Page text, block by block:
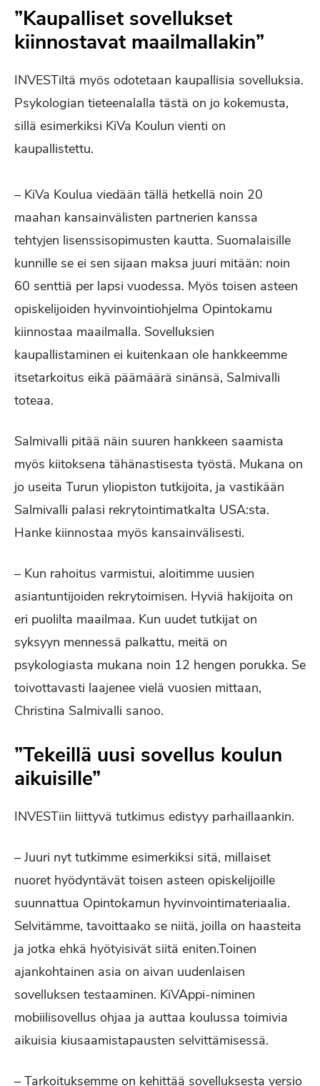
”Kaupalliset sovellukset
kiinnostavat maailmallakin”
INVESTiltä myös odotetaan kaupallisia sovelluksia.
Psykologian tieteenalalla tästä on jo kokemusta,
sillä esimerkiksi KiVa Koulun vienti on
kaupallistettu.
– KiVa Koulua viedään tällä hetkellä noin 20
maahan kansainvälisten partnerien kanssa
tehtyjen lisenssisopimusten kautta. Suomalaisille
kunnille se ei sen sijaan maksa juuri mitään: noin
60 senttiä per lapsi vuodessa. Myös toisen asteen
opiskelijoiden hyvinvointiohjelma Opintokamu
kiinnostaa maailmalla. Sovelluksien
kaupallistaminen ei kuitenkaan ole hankkeemme
itsetarkoitus eikä päämäärä sinänsä, Salmivalli
toteaa.
Salmivalli pitää näin suuren hankkeen saamista
myös kiitoksena tähänastisesta työstä. Mukana on
jo useita Turun yliopiston tutkijoita, ja vastikään
Salmivalli palasi rekrytointimatkalta USA:sta.
Hanke kiinnostaa myös kansainvälisesti.
– Kun rahoitus varmistui, aloitimme uusien
asiantuntijoiden rekrytoimisen. Hyviä hakijoita on
eri puolilta maailmaa. Kun uudet tutkijat on
syksyyn mennessä palkattu, meitä on
psykologiasta mukana noin 12 hengen porukka. Se
toivottavasti laajenee vielä vuosien mittaan,
Christina Salmivalli sanoo.
”Tekeillä uusi sovellus koulun
aikuisille”
INVESTiin liittyvä tutkimus edistyy parhaillaankin.
– Juuri nyt tutkimme esimerkiksi sitä, millaiset
nuoret hyödyntävät toisen asteen opiskelijoille
suunnattua Opintokamun hyvinvointimateriaalia.
Selvitämme, tavoittaako se niitä, joilla on haasteita
ja jotka ehkä hyötyisivät siitä eniten.Toinen
ajankohtainen asia on aivan uudenlaisen
sovelluksen testaaminen. KiVAppi-niminen
mobiilisovellus ohjaa ja auttaa koulussa toimivia
aikuisia kiusaamistapausten selvittämisessä.
– Tarkoituksemme on kehittää sovelluksesta versio